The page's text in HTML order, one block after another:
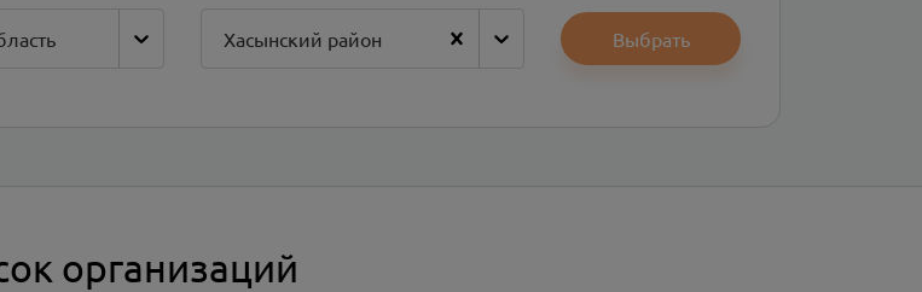
Хасынский район Выбрать
организаций